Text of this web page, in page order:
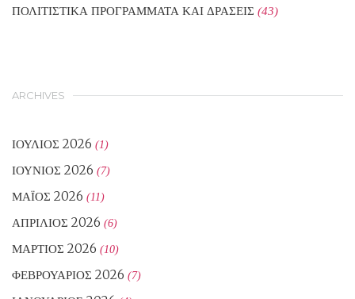
ΠΟΛΙΤΙΣΤΙΚΑ ΠΡΟΓΡΑΜΜΑΤΑ ΚΑΙ ΔΡΑΣΕΙΣ (43)
ARCHIVES
ΙΟΎΛΙΟΣ 2026 (1)
ΙΟΎΝΙΟΣ 2026 (7)
ΜΆΙΟΣ 2026 (11)
ΑΠΡΊΛΙΟΣ 2026 (6)
ΜΆΡΤΙΟΣ 2026 (10)
ΦΕΒΡΟΥΆΡΙΟΣ 2026 (7)